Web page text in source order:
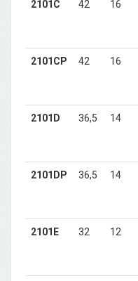
2101C 42 16
2101CP 42 16
2101D 36,5 14
2101DP 36,5 14
2101E 32 12